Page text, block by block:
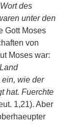
des
unter den
Gott Moses
von
Moses war:
ein, wie der
hat. Fuerchte
1,21). Aber